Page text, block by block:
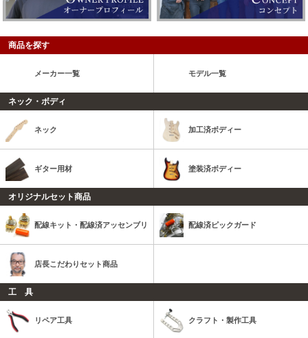
商品を探す
メーカー一覧 モデル一覧
ネック・ボディ
ネック 加工済ボディー
ギター用材 塗装済ボディー
オリジナルセット商品
配線キット・配線済アッセンブリ 配線済ピックガード
店長こだわりセット商品
工 具
リペア工具 クラフト・製作工具